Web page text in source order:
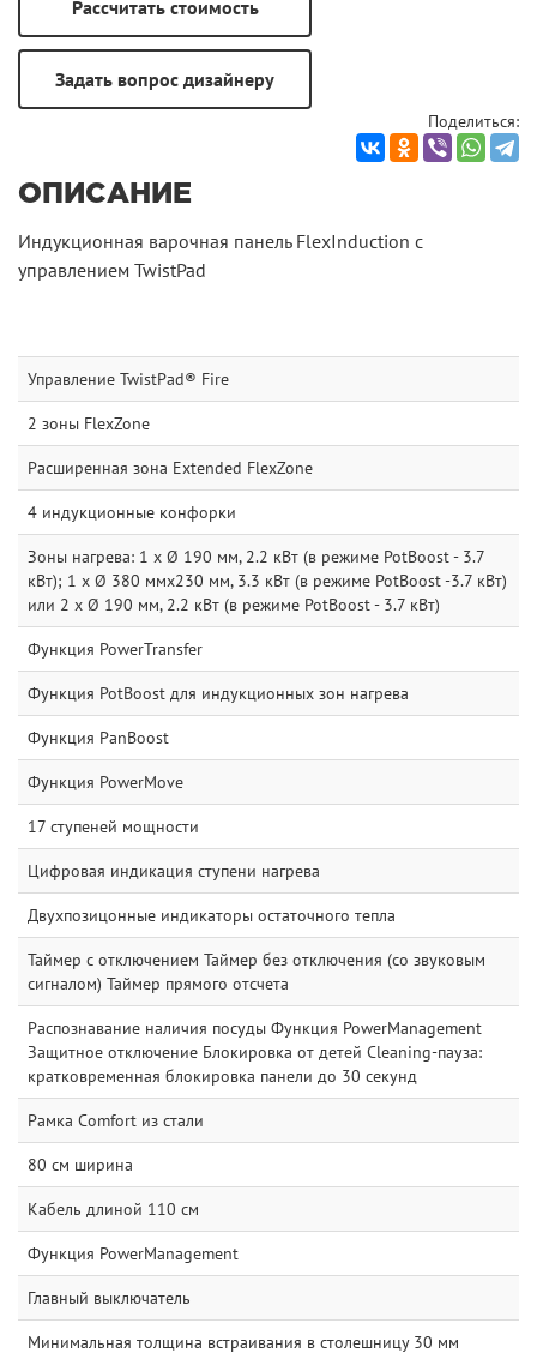
Поделиться:
ОПИСАНИЕ
Индукционная варочная панель FlexInduction с
управлением TwistPad
Управление TwistPad® Fire
2 зоны FlexZone
Расширенная зона Extended FlexZone
4 индукционные конфорки
Зоны нагрева: 1 x Ø 190 мм, 2.2 кВт (в режиме PotBoost - 3.7
кВт); 1 x Ø 380 ммx230 мм, 3.3 кВт (в режиме PotBoost -3.7 кВт)
или 2 x Ø 190 мм, 2.2 кВт (в режиме PotBoost - 3.7 кВт)
Функция PowerTransfer
Функция PotBoost для индукционных зон нагрева
Функция PanBoost
Функция PowerMove
17 ступеней мощности
Цифровая индикация ступени нагрева
Двухпозицонные индикаторы остаточного тепла
Таймер с отключением Таймер без отключения (со звуковым
сигналом) Таймер прямого отсчета
Распознавание наличия посуды Функция PowerManagement
Защитное отключение Блокировка от детей Cleaning-пауза:
кратковременная блокировка панели до 30 секунд
Рамка Comfort из стали
80 см ширина
Кабель длиной 110 см
Функция PowerManagement
Главный выключатель
Минимальная толщина встраивания в столешницу 30 мм